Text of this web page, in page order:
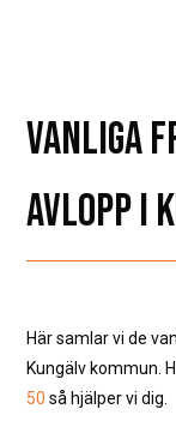
VANLIGA
AVLOPP I
Här samlar vi de
Kungälv kommun.
50 så hjälper vi dig.